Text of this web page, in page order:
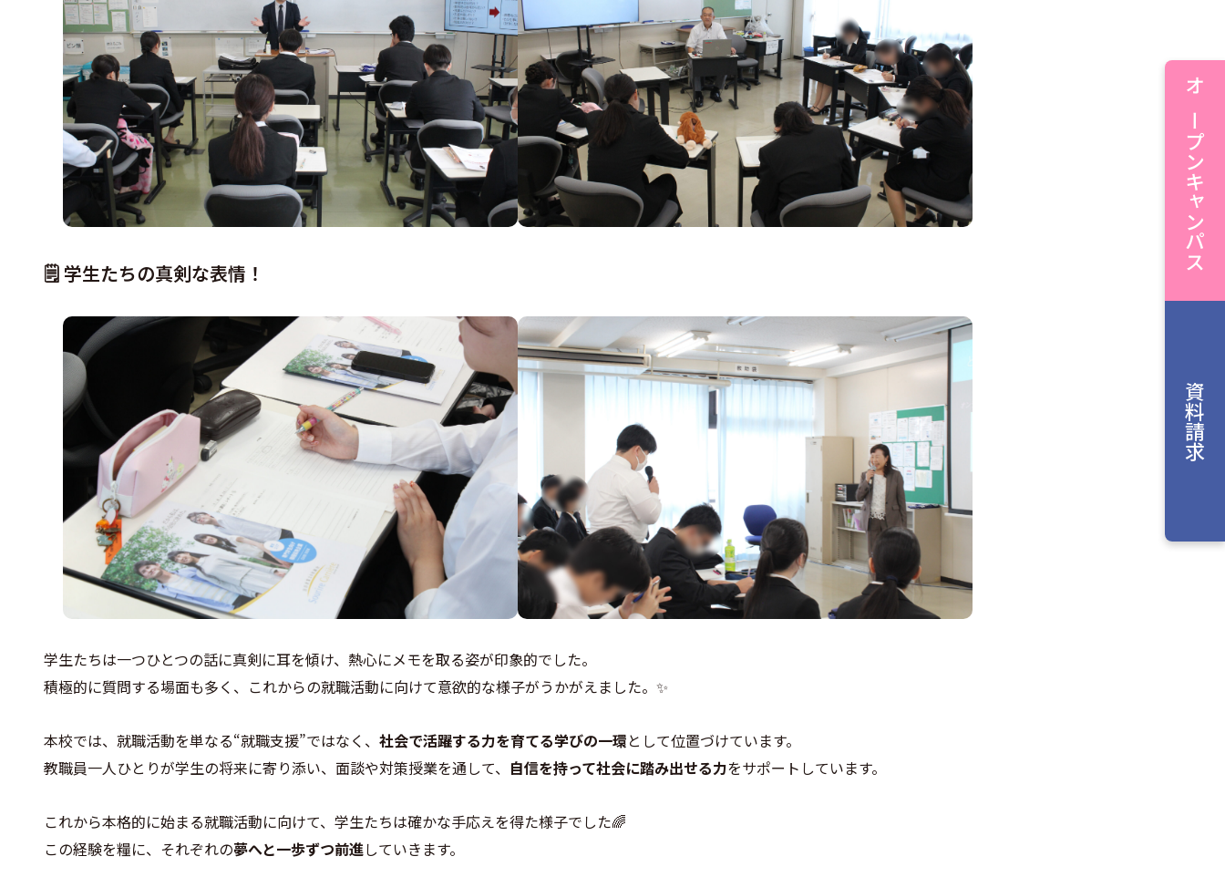
学生の声
VOICE
アクセス
ACCESS
オープンキャンパス
資料請求
🗒 学生たちの真剣な表情！
学生たちは一つひとつの話に真剣に耳を傾け、熱心にメモを取る姿が印象的でした。
積極的に質問する場面も多く、これからの就職活動に向けて意欲的な様子がうかがえました。✨
本校では、就職活動を単なる“就職支援”ではなく、 社会で活躍する力を育てる学びの一環として位置づけています。
教職員一人ひとりが学生の将来に寄り添い、面談や対策授業を通して、 自信を持って社会に踏み出せる力をサポートしています。
これから本格的に始まる就職活動に向けて、学生たちは確かな手応えを得た様子でした🌈
この経験を糧に、それぞれの夢へと一歩ずつ前進していきます。